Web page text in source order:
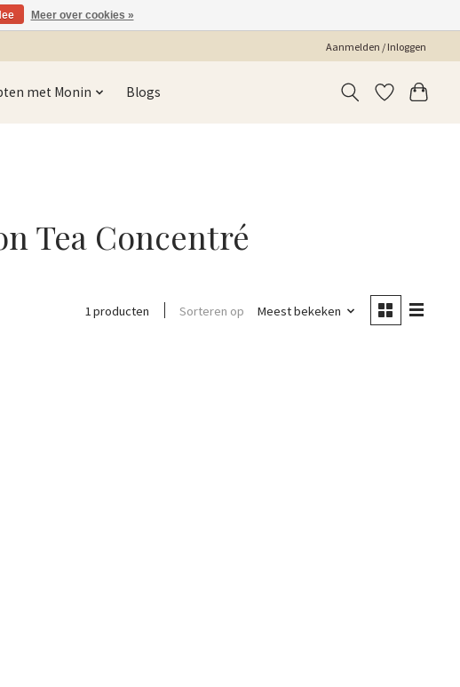
Aanmelden / Inloggen
met Monin Blogs
Tea Concentré
1 producten Sorteren op Meest bekeken
Meer over cookies »